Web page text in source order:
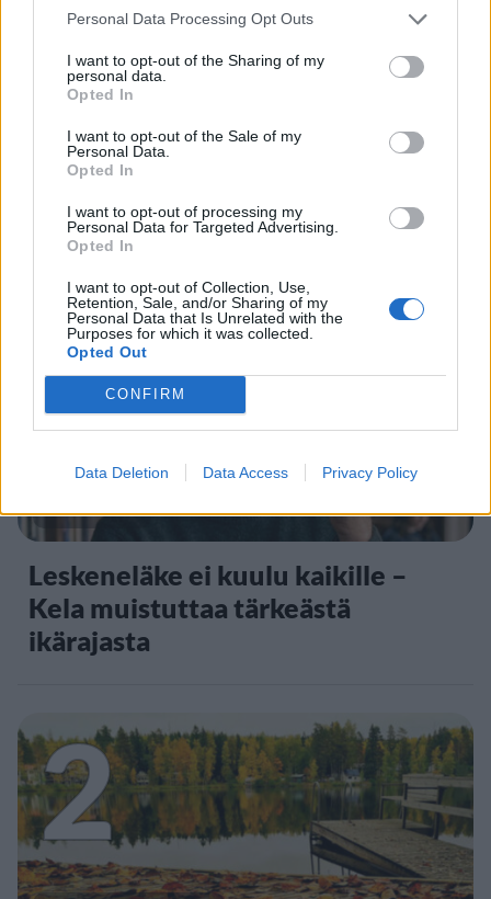
Personal Data Processing Opt Outs
I want to opt-out of the Sharing of my
personal data.
Opted In
I want to opt-out of the Sale of my
Personal Data.
Opted In
I want to opt-out of processing my
Personal Data for Targeted Advertising.
Opted In
I want to opt-out of Collection, Use,
Retention, Sale, and/or Sharing of my
Personal Data that Is Unrelated with the
Purposes for which it was collected.
Opted Out
CONFIRM
Data Deletion Data Access Privacy Policy
1
Leskeneläke ei kuulu kaikille –
Kela muistuttaa tärkeästä
ikärajasta
2